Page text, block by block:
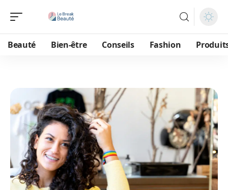
Beauté Bien-être Conseils Fashion